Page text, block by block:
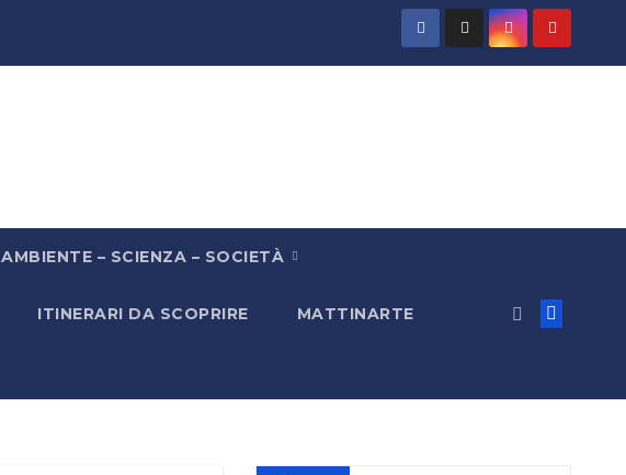
AMBIENTE – SCIENZA – SOCIETÀ
ITINERARI DA SCOPRIRE MATTINARTE